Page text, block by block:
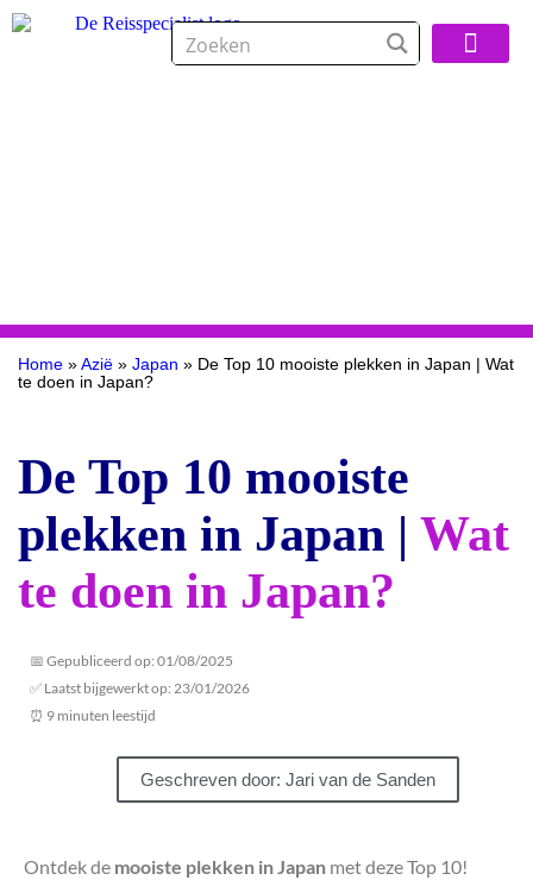
Home » Azië » Japan » De Top 10 mooiste plekken in Japan | Wat
te doen in Japan?
De Top 10 mooiste
plekken in Japan | Wat
te doen in Japan?
📅 Gepubliceerd op: 01/08/2025
✅ Laatst bijgewerkt op: 23/01/2026
⏰ 9 minuten leestijd
Geschreven door: Jari van de Sanden
Ontdek de mooiste plekken in Japan met deze Top 10!